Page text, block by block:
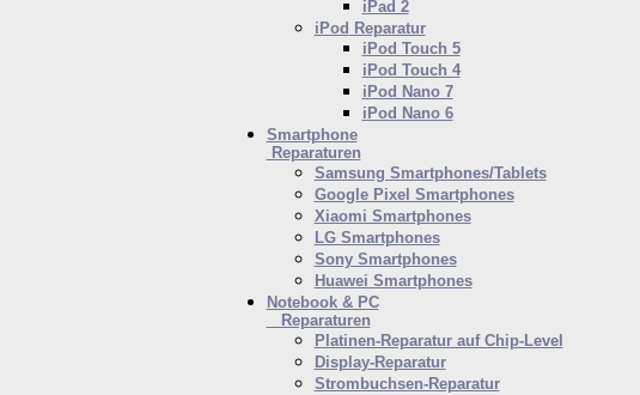
iPad 2
iPod Reparatur
iPod Touch 5
iPod Touch 4
iPod Nano 7
iPod Nano 6
Smartphone
Reparaturen
Samsung Smartphones/Tablets
Google Pixel Smartphones
Xiaomi Smartphones
LG Smartphones
Sony Smartphones
Huawei Smartphones
Notebook & PC
Reparaturen
Platinen-Reparatur auf Chip-Level
Display-Reparatur
Strombuchsen-Reparatur